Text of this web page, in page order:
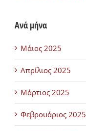
Ανά μήνα
Μάιος 2025
Απρίλιος 2025
Μάρτιος 2025
Φεβρουάριος 2025